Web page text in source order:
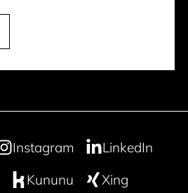
Instagram
LinkedIn
Kununu
Xing